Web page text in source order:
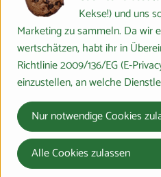
PRIMAVERA
Kekse!) und uns
Marketing zu sammeln. Da wir
wertschätzen, habt ihr in
Richtlinie 2009/136/EG (E-
einzustellen, an welche
Nur notwendige Cookies
Alle Cookies zulassen